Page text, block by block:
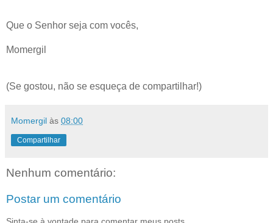
Que o Senhor seja com vocês,
Momergil
(Se gostou, não se esqueça de compartilhar!)
Momergil às 08:00
Compartilhar
Nenhum comentário:
Postar um comentário
Sinta-se à vontade para comentar meus posts,